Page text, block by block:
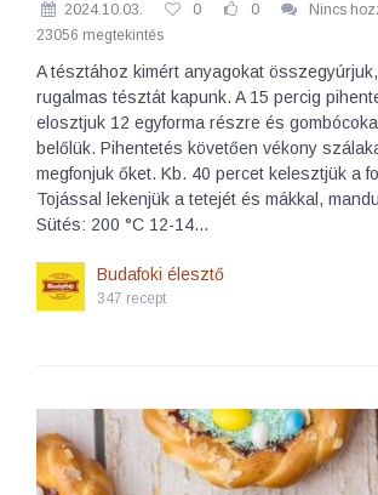
2024.10.03. 0 0
Nincs
23056 megtekintés
A tésztához kimért anyagokat
rugalmas tésztát kapunk. A 15 percig
elosztjuk 12 egyforma részre és
belőlük. Pihentetés követően vékony
megfonjuk őket. Kb. 40 percet kelesztjük a
Tojással lekenjük a tetejét és mákkal,
Sütés: 200 °C 12-14…
Budafoki élesztő
347 recept